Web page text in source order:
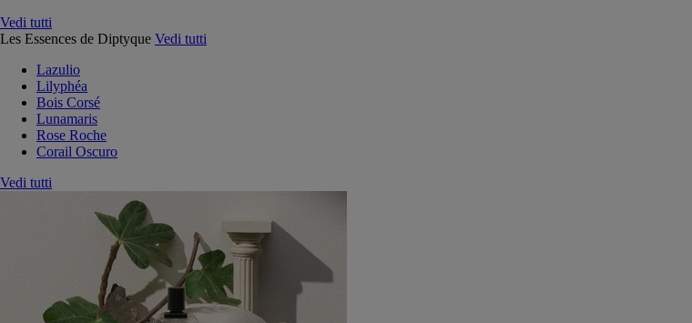
Vedi tutti
Les Essences de Diptyque Vedi tutti
Lazulio
Lilyphéa
Bois Corsé
Lunamaris
Rose Roche
Corail Oscuro
Vedi tutti